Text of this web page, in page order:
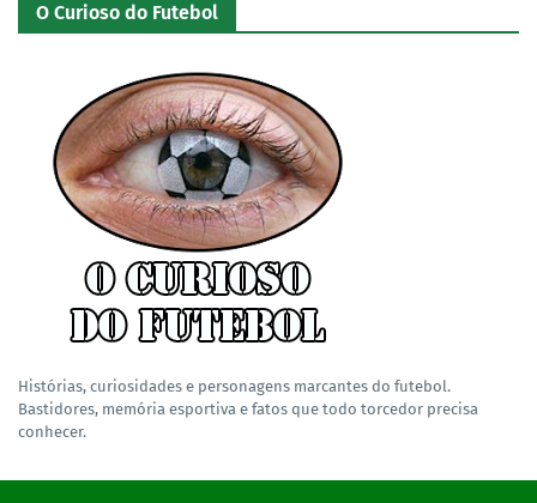
O Curioso do Futebol
Histórias, curiosidades e personagens marcantes do futebol.
Bastidores, memória esportiva e fatos que todo torcedor precisa
conhecer.